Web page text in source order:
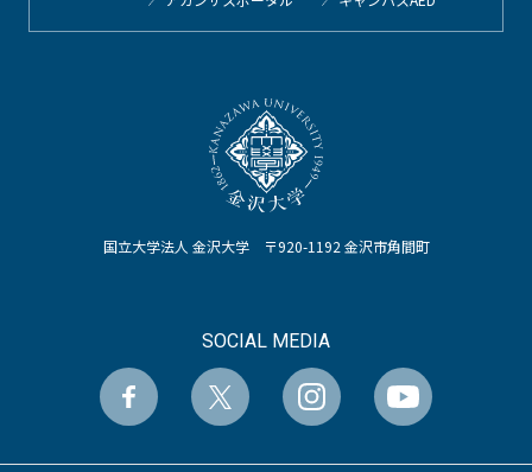
国立大学法人 金沢大学 〒920-1192 金沢市角間町
SOCIAL MEDIA